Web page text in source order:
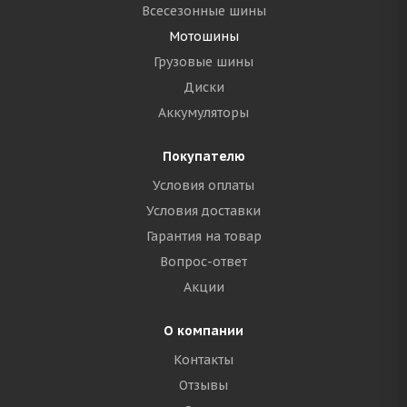
Всесезонные шины
Мотошины
Грузовые шины
Диски
Аккумуляторы
Покупателю
Условия оплаты
Условия доставки
Гарантия на товар
Вопрос-ответ
Акции
О компании
Контакты
Отзывы